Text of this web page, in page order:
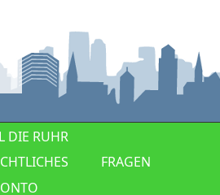
DIE RUHR
FRAGEN